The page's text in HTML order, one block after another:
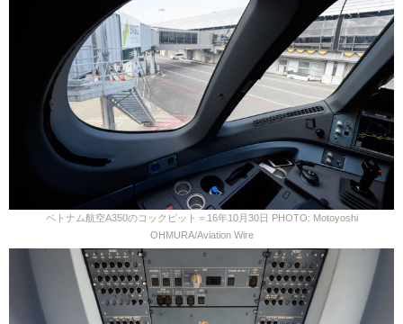
ベトナム航空A350のコックピット＝16年10月30日 PHOTO: Motoyoshi
OHMURA/Aviation Wire